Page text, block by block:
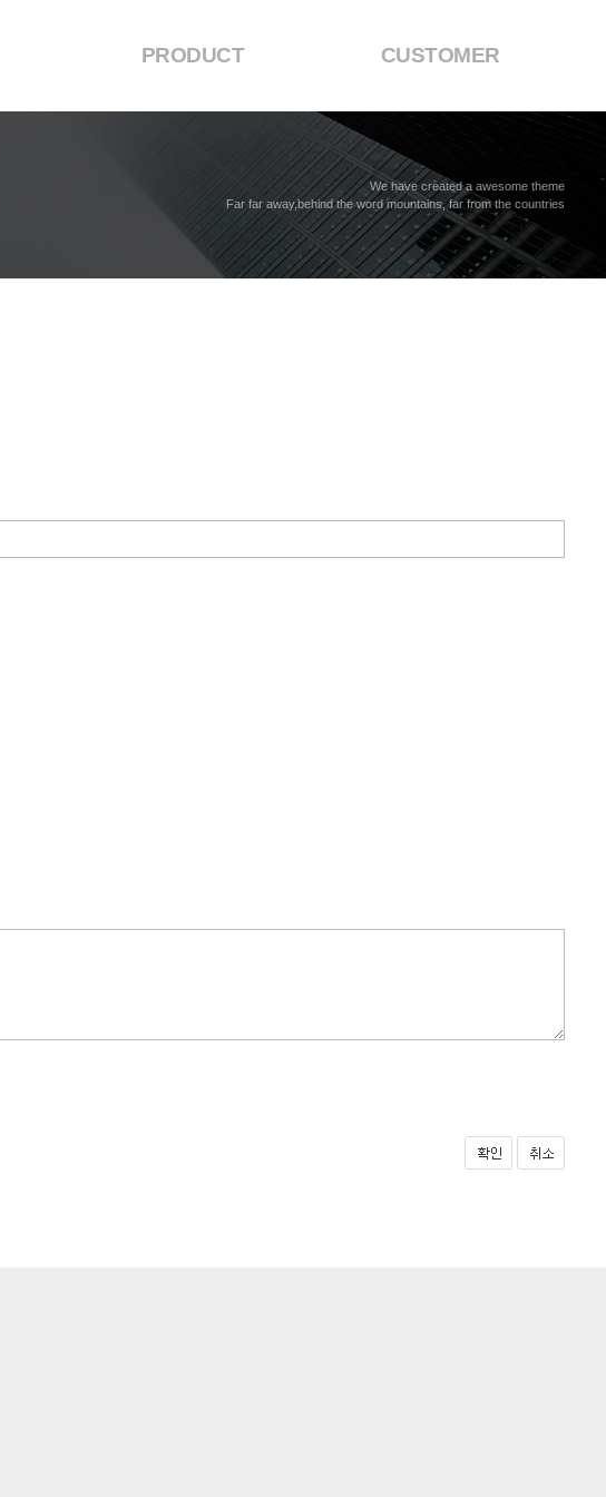
PRODUCT CUSTOMER
We have created a awesome theme
Far far away,behind the word mountains, far from the countries